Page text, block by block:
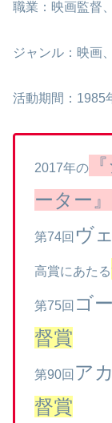
職業：映画監督
ジャンル：映画
活動期間：1985
2017年の
ーター』
第74回 ヴ
高賞にあたる
第75回 ゴ
督賞
第90回 ア
督賞